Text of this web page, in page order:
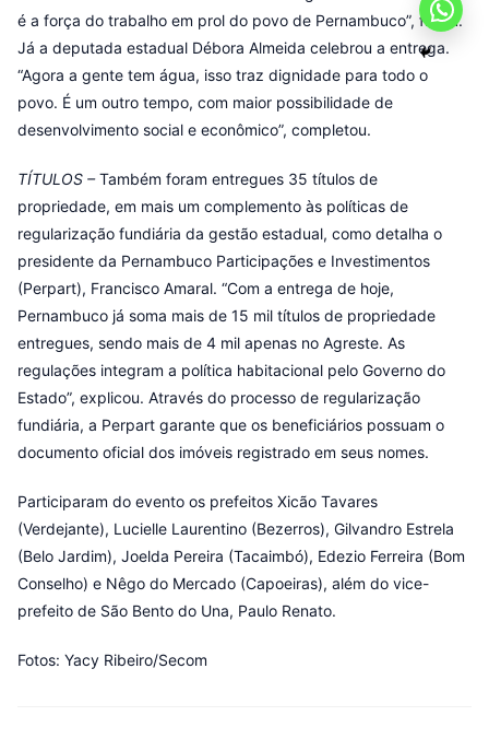
é a força do trabalho em prol do povo de Pernambuco”, frisou.
Já a deputada estadual Débora Almeida celebrou a entrega.
“Agora a gente tem água, isso traz dignidade para todo o
povo. É um outro tempo, com maior possibilidade de
desenvolvimento social e econômico”, completou.
TÍTULOS –Também foram entregues 35 títulos de
propriedade, em mais um complemento às políticas de
regularização fundiária da gestão estadual, como detalha o
presidente da Pernambuco Participações e Investimentos
(Perpart), Francisco Amaral. “Com a entrega de hoje,
Pernambuco já soma mais de 15 mil títulos de propriedade
entregues, sendo mais de 4 mil apenas no Agreste. As
regulações integram a política habitacional pelo Governo do
Estado”, explicou. Através do processo de regularização
fundiária, a Perpart garante que os beneficiários possuam o
documento oficial dos imóveis registrado em seus nomes.
Participaram do evento os prefeitos Xicão Tavares
(Verdejante), Lucielle Laurentino (Bezerros), Gilvandro Estrela
(Belo Jardim), Joelda Pereira (Tacaimbó), Edezio Ferreira (Bom
Conselho) e Nêgo do Mercado (Capoeiras), além do vice-
prefeito de São Bento do Una, Paulo Renato.
Fotos: Yacy Ribeiro/Secom